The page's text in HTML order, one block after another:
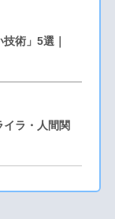
術」5選｜
イラ・人間関